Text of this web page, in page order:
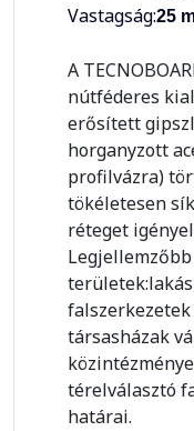
Vastagság:25
A
nútféderes
erősített
horganyzott
profilvázra)
tökéletesen
réteget
társasházak
térelválasztó
határai.